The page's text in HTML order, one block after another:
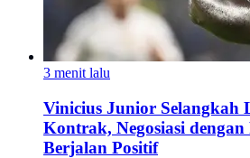
3 menit lalu
Vinicius Junior Selangkah
Kontrak, Negosiasi
Berjalan Positif